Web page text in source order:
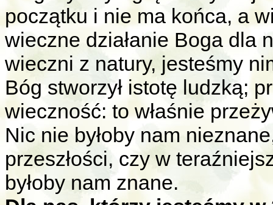
początku i nie ma końca, a
wieczne działanie Boga dla
wieczni z natury, jesteśmy
Bóg stworzył istotę ludzką;
wieczność: to właśnie
Nic nie byłoby nam
przeszłości, czy w
byłoby nam znane.